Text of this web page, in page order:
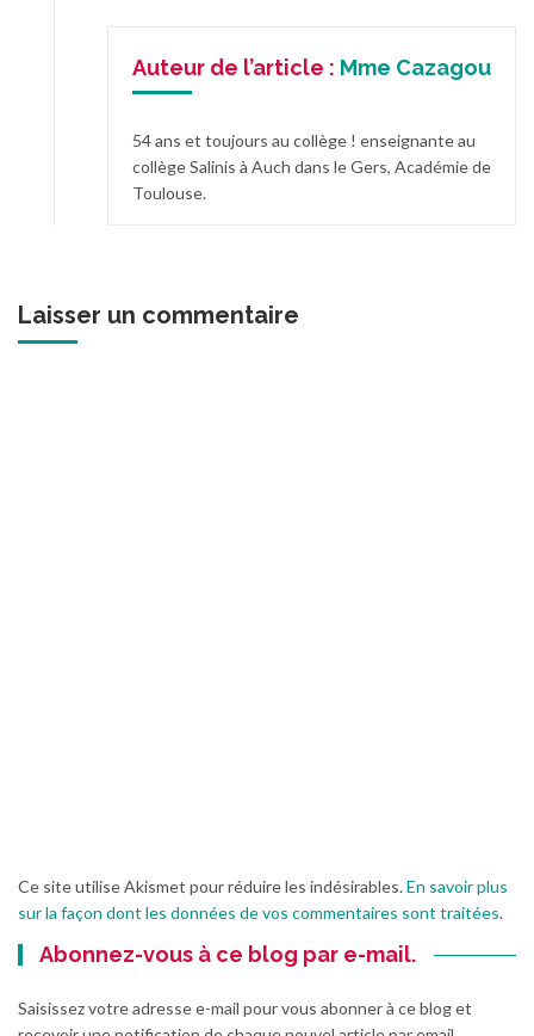
Auteur de l’article : Mme Cazagou
54 ans et toujours au collège ! enseignante au
collège Salinis à Auch dans le Gers, Académie de
Toulouse.
Laisser un commentaire
Ce site utilise Akismet pour réduire les indésirables.En savoir plus
sur la façon dont les données de vos commentaires sont traitées.
Abonnez-vous à ce blog par e-mail.
Saisissez votre adresse e-mail pour vous abonner à ce blog et